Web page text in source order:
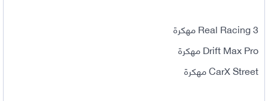
Real Racing 3 مهكرة
Drift Max Pro مهكرة
CarX Street مهكرة